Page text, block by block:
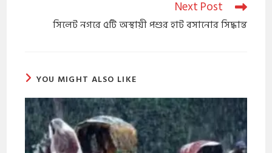
Next Post
সিলেট নগরে ৫টি অস্থায়ী পশুর হাট বসানোর সিদ্ধান্ত
YOU MIGHT ALSO LIKE